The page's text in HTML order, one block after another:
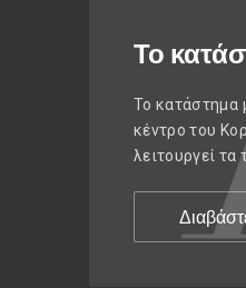
Το
Το κατάστημα
κέντρο του
λειτουργεί τα